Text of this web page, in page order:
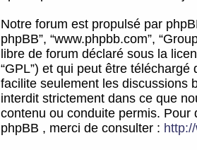
Notre forum est propulsé par
phpBB”, “www.phpbb.com”,
libre de forum déclaré sous la
“GPL”) et qui peut être téléchargé
facilite seulement les discussions
interdit strictement dans ce que
contenu ou conduite permis.
phpBB , merci de consulter :